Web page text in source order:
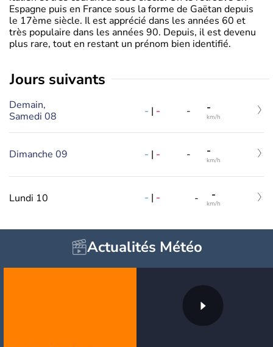
Espagne puis en France sous la forme de Gaëtan depuis
le 17ème siècle. Il est apprécié dans les années 60 et
très populaire dans les années 90. Depuis, il est devenu
plus rare, tout en restant un prénom bien identifié.
jours suivants
Demain,
Samedi 08
- | - - -
km/h
Dimanche 09 - | - - -
km/h
Lundi 10 - | - - -
km/h
Actualités Météo